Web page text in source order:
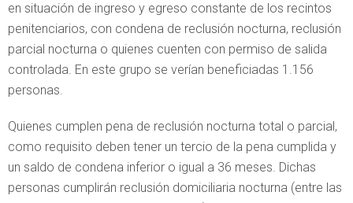
en situación de ingreso y egreso constante de los recintos
penitenciarios, con condena de reclusión nocturna, reclusión
parcial nocturna o quienes cuenten con permiso de salida
controlada. En este grupo se verían beneficiadas 1.156
personas.
Quienes cumplen pena de reclusión nocturna total o parcial,
como requisito deben tener un tercio de la pena cumplida y
un saldo de condena inferior o igual a 36 meses. Dichas
personas cumplirán reclusión domiciliaria nocturna (entre las